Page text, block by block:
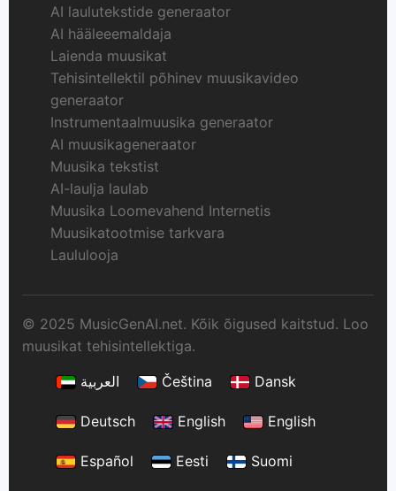
AI laulutekstide generaator
AI hääleeemaldaja
Laienda muusikat
Tehisintellektil põhinev muusikavideo
generaator
Instrumentaalmuusika generaator
AI muusikageneraator
Muusika tekstist
AI-laulja laulab
Muusika Loomevahend Internetis
Muusikatootmise tarkvara
Laululooja
© 2025 MusicGenAI.net. Kõik õigused kaitstud. Loo
muusikat tehisintellektiga.
العربية
Čeština Dansk
Deutsch English English
Español Eesti Suomi